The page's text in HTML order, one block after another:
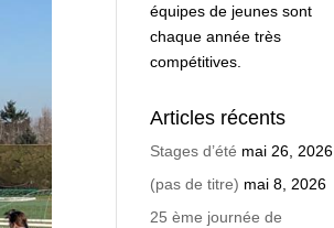
équipes de jeunes sont
chaque année très
compétitives.
Articles récents
Stages d’été mai 26, 2026
(pas de titre) mai 8, 2026
25 ème journée de